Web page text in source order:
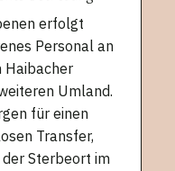
erfolgt
Personal an
Haibacher
Umland.
für einen
Transfer,
Sterbeort im